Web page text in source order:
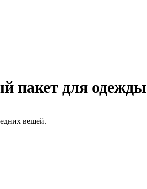
пакет для одежды
вещей.